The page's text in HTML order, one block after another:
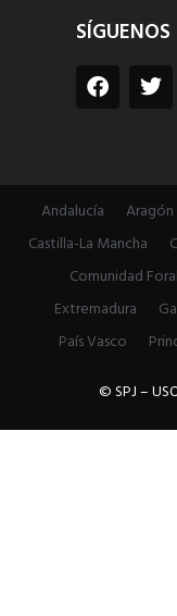
SÍGUENOS
Andalucía Aragón
Castilla-La Mancha
Comunidad
Extremadura
País Vasco
© SPJ –